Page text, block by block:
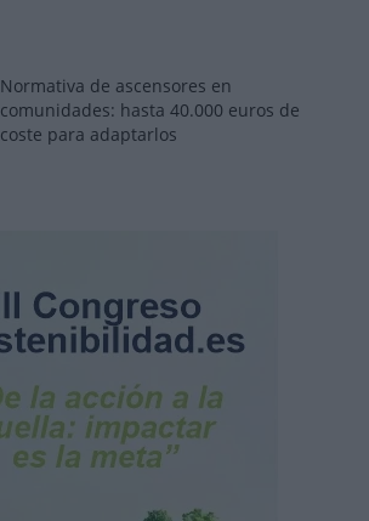
Normativa de ascensores en
comunidades: hasta 40.000 euros de
coste para adaptarlos